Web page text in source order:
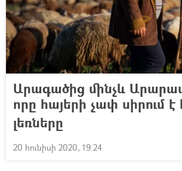
Արագածից մինչև
որը հայերի չափ սիրում է
լեռները
20 հունիսի 2020, 19:24